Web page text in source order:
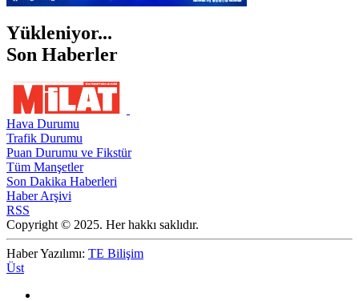
Yükleniyor...
Son Haberler
Hava Durumu
Trafik Durumu
Puan Durumu ve Fikstür
Tüm Manşetler
Son Dakika Haberleri
Haber Arşivi
RSS
Copyright © 2025. Her hakkı saklıdır.
Haber Yazılımı: TE Bilişim
Üst